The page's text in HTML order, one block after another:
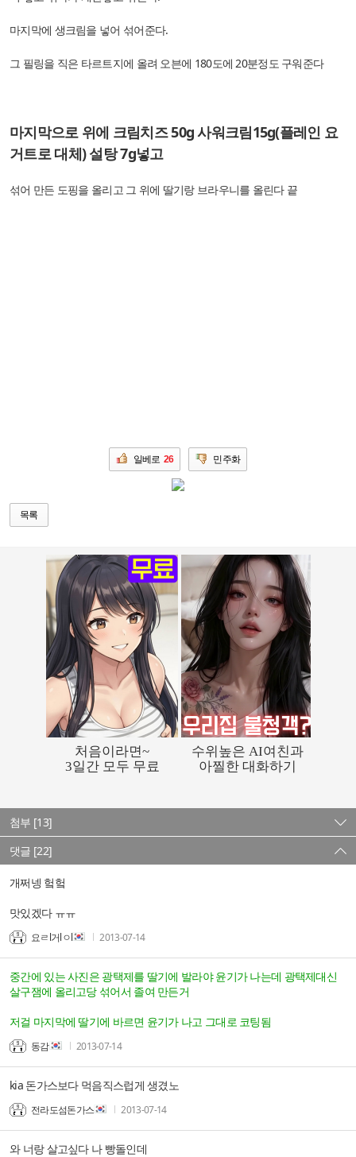
마지막에 생크림을 넣어 섞어준다.
그 필링을 직은 타르트지에 올려 오븐에 180도에 20분정도 구워준다
마지막으로 위에 크림치즈 50g 사워크림15g(플레인 요
거트로 대체) 설탕 7g넣고
섞어 만든 도핑을 올리고 그 위에 딸기랑 브라우니를 올린다 끝
일베로 26 민주화
목록
첨부 [13]
댓글 [22]
개쩌넹 헠헠
맛있겠다 ㅠㅠ
요ㄹl거lㅇl 2013-07-14
중간에 있는 사진은 광택제를 딸기에 발라야 윤기가 나는데 광택제대신
살구잼에 올리고당 섞어서 졸여 만든거
저걸 마지막에 딸기에 바르면 윤기가 나고 그대로 코팅됨
동감 2013-07-14
kia 돈가스보다 먹음직스럽게 생겼노
전라도섬돈가스 2013-07-14
와 너랑 살고싶다 나 빵돌인데